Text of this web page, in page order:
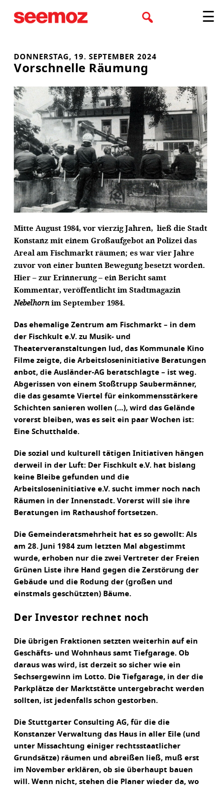
Inhalt
☰
DONNERSTAG, 19. SEPTEMBER 2024
Vorschnelle Räumung
Mitte August 1984, vor vierzig Jahren, ließ die Stadt
Konstanz mit einem Großaufgebot an Polizei das
Areal am Fischmarkt räumen; es war vier Jahre
zuvor von einer bunten Bewegung besetzt worden.
Hier – zur Erinnerung – ein Bericht samt
Kommentar, veröffentlicht im Stadtmagazin
Nebelhornim September 1984.
Das ehemalige Zentrum am Fischmarkt – in dem
der Fischkult e.V. zu Musik- und
Theaterveranstaltungen lud, das Kommunale Kino
Filme zeigte, die Arbeitsloseninitiative Beratungen
anbot, die Ausländer-AG beratschlagte – ist weg.
Abgerissen von einem Stoßtrupp Saubermänner,
die das gesamte Viertel für einkommensstärkere
Schichten sanieren wollen (…), wird das Gelände
vorerst bleiben, was es seit ein paar Wochen ist:
Eine Schutthalde.
Die sozial und kulturell tätigen Initiativen hängen
derweil in der Luft: Der Fischkult e.V. hat bislang
keine Bleibe gefunden und die
Arbeitsloseninitiative e.V. sucht immer noch nach
Räumen in der Innenstadt. Vorerst will sie ihre
Beratungen im Rathaushof fortsetzen.
Die Gemeinderatsmehrheit hat es so gewollt: Als
am 28. Juni 1984 zum letzten Mal abgestimmt
wurde, erhoben nur die zwei Vertreter der Freien
Grünen Liste ihre Hand gegen die Zerstörung der
Gebäude und die Rodung der (großen und
einstmals geschützten) Bäume.
Der Investor rechnet noch
Die übrigen Fraktionen setzten weiterhin auf ein
Geschäfts- und Wohnhaus samt Tiefgarage. Ob
daraus was wird, ist derzeit so sicher wie ein
Sechsergewinn im Lotto. Die Tiefgarage, in der die
Parkplätze der Marktstätte untergebracht werden
sollten, ist jedenfalls schon gestorben.
Die Stuttgarter Consulting AG, für die die
Konstanzer Verwaltung das Haus in aller Eile (und
unter Missachtung einiger rechtsstaatlicher
Grundsätze) räumen und abreißen ließ, muß erst
im November erklären, ob sie überhaupt bauen
will. Wenn nicht, stehen die Planer wieder da, wo